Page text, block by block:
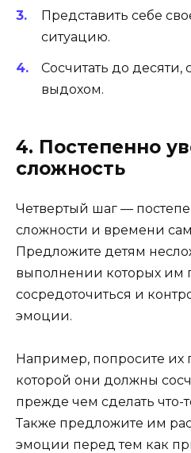
Представить себе
ситуацию.
Сосчитать до
выдохом.
4. Постепенно
сложность
Четвертый шаг —
сложности и времени
Предложите детям
выполнении которых им
сосредоточиться и
эмоции.
Например, попросите их
которой они должны
прежде чем сделать что-
Также предложите им
эмоции перед тем как